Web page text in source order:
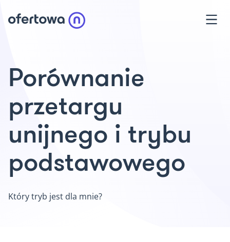
Porównanie
przetargu
unijnego i trybu
podstawowego
Który tryb jest dla mnie?